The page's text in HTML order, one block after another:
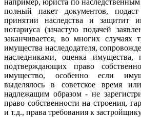
полный пакет документов,
принятии наследства и защитит
нотариуса (зачастую подачей
заканчивается, во многих случаях
имущества наследодателя,
наследниками, оценка имущества,
подтверждающих право
имущество, особенно если
выделялось в советское время
надлежащим образом - не
право собственности на строения,
и т.д., права требования к